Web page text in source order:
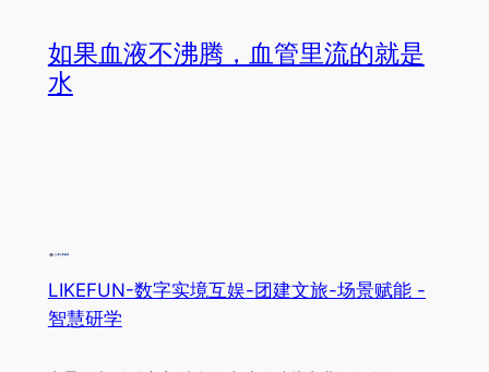
如果血液不沸腾，血管里流的就是
水
LIKEFUN-数字实境互娱-团建文旅-场景赋能 -
智慧研学